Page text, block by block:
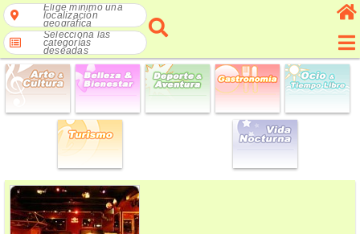
Elige mínimo una
localización
geográfica
Selecciona las
categorías
deseadas